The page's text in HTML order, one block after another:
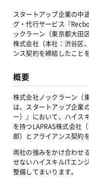
スタートアップ企業の中
グ・代行サービス『
ックラーン（東京都大田
株式会社（本社：渋谷区
ンス契約を締結したこと
概要
株式会社ノックラーン（
は、スタートアップ企業
ー）』において、ハイス
を持つLAPRAS株式会社
郎）とアライアンス契約
両社の強みをかけ合わせ
せないハイスキルITエン
整備してまいります。